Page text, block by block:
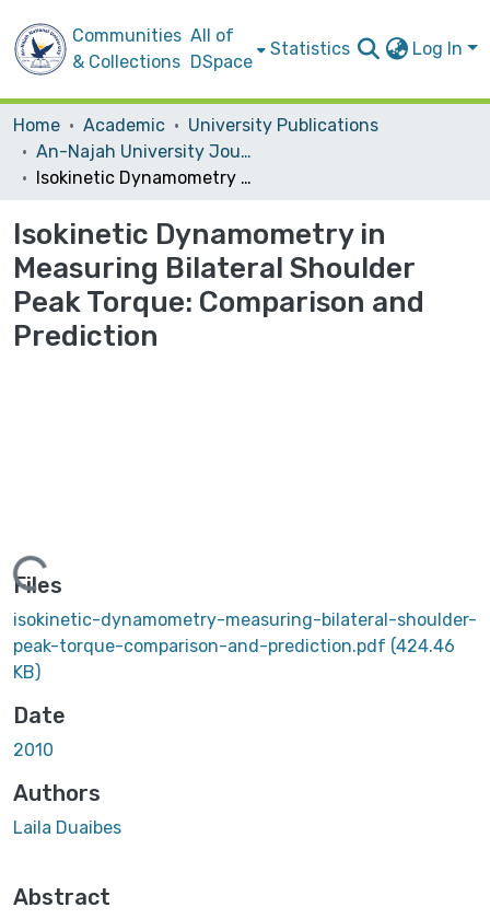
Communities
& Collections
All of
DSpace
Statistics Log In
Home Academic
University Publications
An-Najah University Journal for Research - B (Humanities)
Isokinetic Dynamometry in Measuring Bilateral Shoulder Peak Torque: Comparison and Prediction
Isokinetic Dynamometry in
Measuring Bilateral Shoulder
Peak Torque: Comparison and
Prediction
Files
isokinetic-dynamometry-measuring-bilateral-shoulder-
peak-torque-comparison-and-prediction.pdf (424.46
KB)
Date
2010
Authors
Laila Duaibes
Abstract